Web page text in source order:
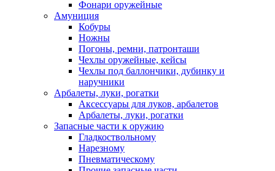
Фонари оружейные
Амуниция
Кобуры
Ножны
Погоны, ремни, патронташи
Чехлы оружейные, кейсы
Чехлы под баллончики, дубинку и
наручники
Арбалеты, луки, рогатки
Аксессуары для луков, арбалетов
Арбалеты, луки, рогатки
Запасные части к оружию
Гладкоствольному
Нарезному
Пневматическому